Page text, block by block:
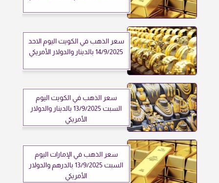
سعر الذهب في الكويت اليوم الاحد
14/9/2025 بالدينار والدولار الأمريكي
سعر الذهب في الكويت اليوم
السبت 13/9/2025 بالدينار والدولار
الأمريكي
سعر الذهب في الإمارات اليوم
السبت 13/9/2025 بالدرهم والدولار
الأمريكي